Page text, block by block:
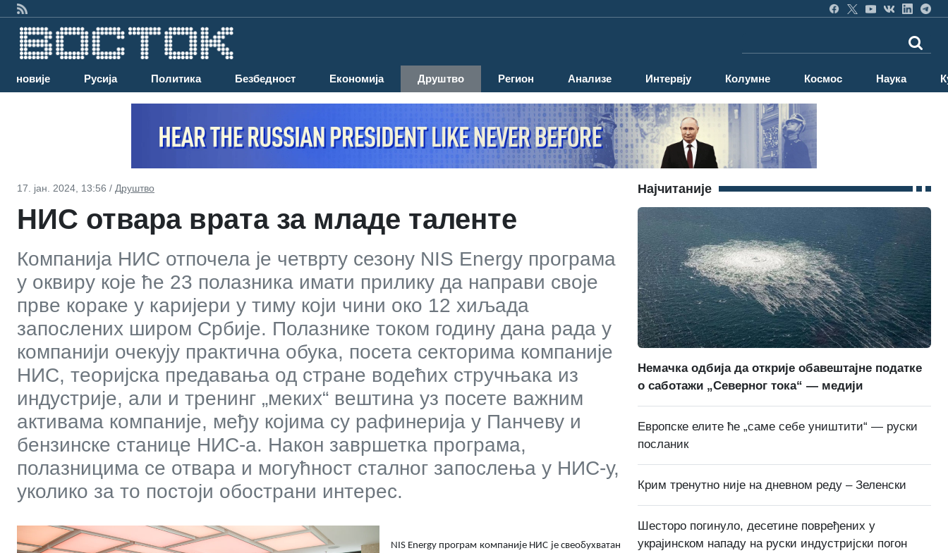
Најновије Русија Политика Безбедност Економија Друштво Регион Анализе Интервју Колумне Космос Наука
17. јан. 2024, 13:56 / Друштво
НИС отвара врата за младе таленте
Компанија НИС отпочела је четврту сезону NIS Energy програма
у оквиру које ће 23 полазника имати прилику да направи своје
прве кораке у каријери у тиму који чини око 12 хиљада
запослених широм Србије. Полазнике током годину дана рада у
компанији очекују практична обука, посета секторима компаније
НИС, теоријска предавања од стране водећих стручњака из
индустрије, али и тренинг „меких“ вештина уз посете важним
активама компаније, међу којима су рафинерија у Панчеву и
бензинске станице НИС-а. Након завршетка програма,
полазницима се отвара и могућност сталног запослења у НИС-у,
уколико за то постоји обострани интерес.
NIS Energy програм компаније НИС је свеобухватан
Најчитаније
Немачка одбија да открије обавештајне податке
о саботажи „Северног тока“ — медији
Европске елите ће „саме себе уништити“ — руски
посланик
Крим тренутно није на дневном реду – Зеленски
Шесторо погинуло, десетине повређених у
украјинском нападу на руски индустријски погон